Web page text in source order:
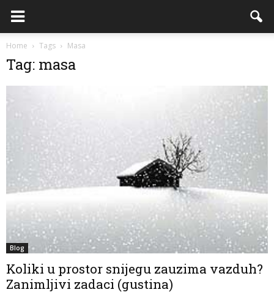
Home Tags Masa
Tag: masa
Blog
Koliki u prostor snijegu zauzima vazduh?
Zanimljivi zadaci (gustina)